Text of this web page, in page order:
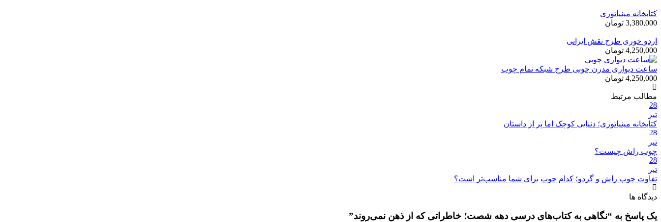
کتابخانه مینیاتوری
3,380,000 تومان
اردو خوری طرح نقش ایرانی
4,250,000 تومان
ساعت دیواری مدرن چوبی طرح شبکه تمام چوب
4,250,000 تومان
مطالب مرتبط
28
تیر
کتابخانه مینیاتوری؛ دنیایی کوچک اما پر از داستان
28
تیر
چوب راش چیست؟
28
تیر
تفاوت چوب راش و گردو؛ کدام چوب برای شما مناسب‌تر است؟
دیدگاه ها
یک پاسخ به “نگاهی به کتاب‌های درسی دهه شصت؛ خاطراتی که از ذهن نمی‌روند”